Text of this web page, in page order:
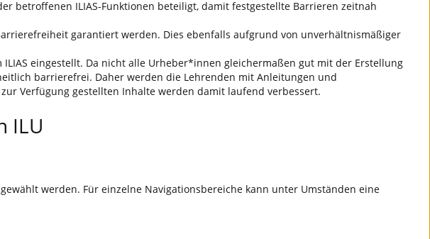
betroffenen ILIAS-Funktionen beteiligt, damit festgestellte Barrieren zeitnah
garantiert werden. Dies ebenfalls aufgrund von unverhältnismäßiger
eingestellt. Da nicht alle Urheber*innen gleichermaßen gut mit der Erstellung
barrierefrei. Daher werden die Lehrenden mit Anleitungen und
Verfügung gestellten Inhalte werden damit laufend verbessert.
ILU
werden. Für einzelne Navigationsbereiche kann unter Umständen eine